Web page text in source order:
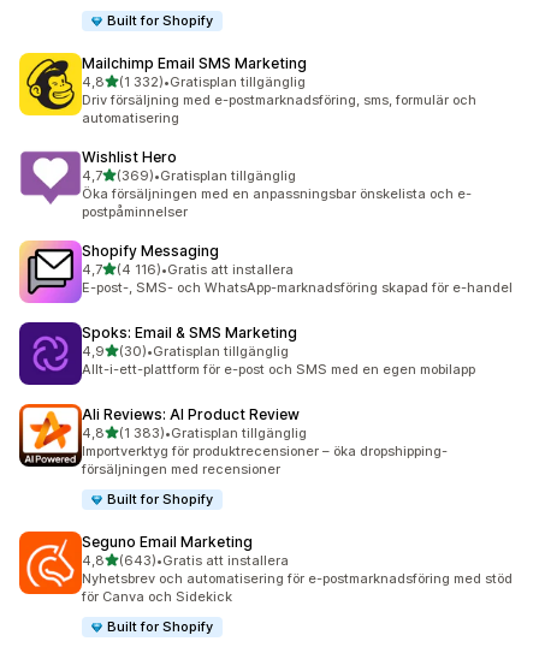
Built for Shopify
Mailchimp Email SMS Marketing
4,8av 5 stjärnor
(1 332)
1332 recensioner totalt
•Gratisplan tillgänglig
Driv försäljning med e-postmarknadsföring, sms, formulär och
automatisering
Wishlist Hero
4,7av 5 stjärnor
(369)
369 recensioner totalt
•Gratisplan tillgänglig
Öka försäljningen med en anpassningsbar önskelista och e-
postpåminnelser
Shopify Messaging
4,7av 5 stjärnor
(4 116)
4116 recensioner totalt
•Gratis att installera
E-post-, SMS- och WhatsApp-marknadsföring skapad för e-handel
Spoks: Email & SMS Marketing
4,9av 5 stjärnor
(30)
30 recensioner totalt
•Gratisplan tillgänglig
Allt-i-ett-plattform för e-post och SMS med en egen mobilapp
Ali Reviews: AI Product Review
4,8av 5 stjärnor
(1 383)
1383 recensioner totalt
•Gratisplan tillgänglig
Importverktyg för produktrecensioner – öka dropshipping-
försäljningen med recensioner
Built for Shopify
Seguno Email Marketing
4,8av 5 stjärnor
(643)
643 recensioner totalt
•Gratis att installera
Nyhetsbrev och automatisering för e-postmarknadsföring med stöd
för Canva och Sidekick
Built for Shopify